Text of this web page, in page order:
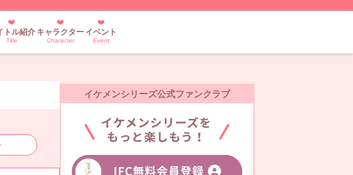
トル紹介
Title
キャラクター
Character
イベント
Event
イケメンシリーズ公式ファンクラブ